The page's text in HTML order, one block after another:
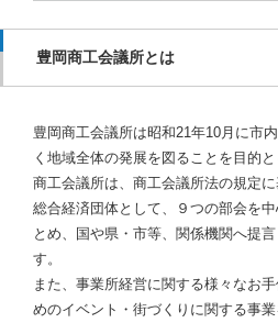
豊岡商工会議所とは
豊岡商工会議所は昭和21年10月に市
く地域全体の発展を図ることを目的と
商工会議所は、商工会議所法の規定
総合経済団体として、９つの部会を
とめ、国や県・市等、関係機関へ提
す。
また、事業所経営に関する様々なお
めのイベント・街づくりに関する事業